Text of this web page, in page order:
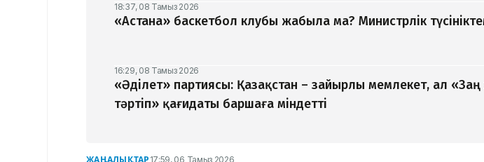
18:37, 08 Тамыз 2026
«Астана» баскетбол клубы жабыла ма? Министрлік
16:29, 08 Тамыз 2026
«Әділет» партиясы: Қазақстан – зайырлы мемлекет, ал
тәртіп» қағидаты баршаға міндетті
ЖАҢАЛЫҚТАР 17:59, 06 Тамыз 2026